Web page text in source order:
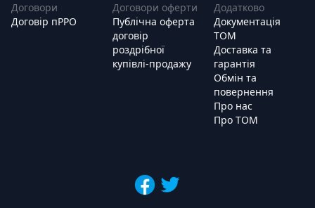
Договори
Договір пРРО
Договори оферти
Публічна оферта
договір
роздрібної
купівлі-продажу
Додатково
Документація
ТОМ
Доставка та
гарантія
Обмін та
повернення
Про нас
Про ТОМ